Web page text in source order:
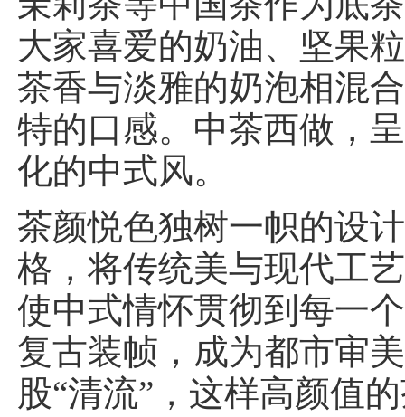
大家喜爱的奶油、坚果
茶香与淡雅的奶泡相混
特的口感。中茶西做，
化的中式风。
茶颜悦色独树一帜的设
格，将传统美与现代工
使中式情怀贯彻到每一
复古装帧，成为都市审
股“清流”，这样高颜值